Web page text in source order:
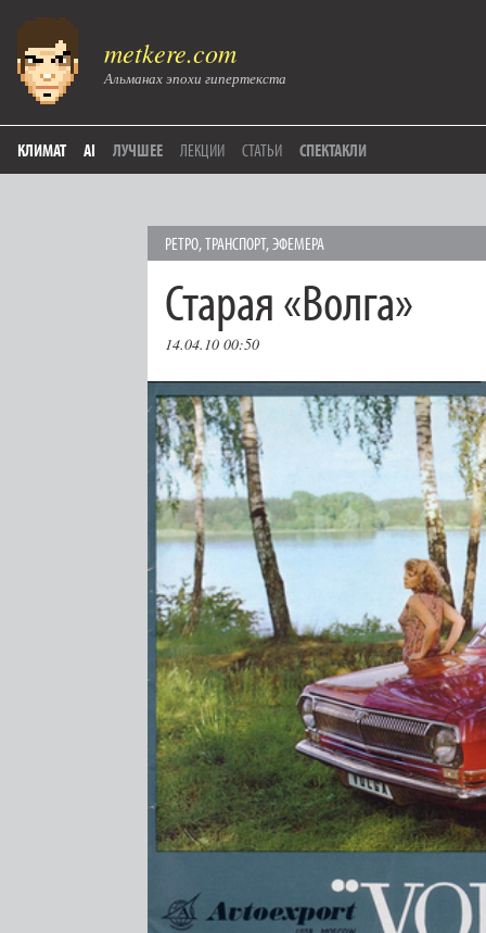
metkere.com
Альманах эпохи гипертекста
КЛИМАТ AI ЛУЧШЕЕ ЛЕКЦИИ СТАТЬИ СПЕКТАКЛИ
РЕТРО,ТРАНСПОРТ,ЭФЕМЕРА
Старая «Волга»
14.04.10 00:50